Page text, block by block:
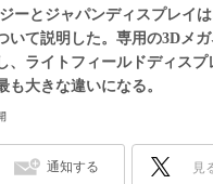
ーとジャパンディスプレイ
いて説明した。専用の3Dメ
、ライトフィールドディス
大きな違いになる。
通知する 見